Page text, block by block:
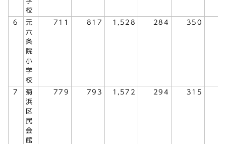
校
6
元
六
条
院
小
学
校
711 817 1,528 284 350
7
菊
浜
区
民
会
館
779 793 1,572 294 315